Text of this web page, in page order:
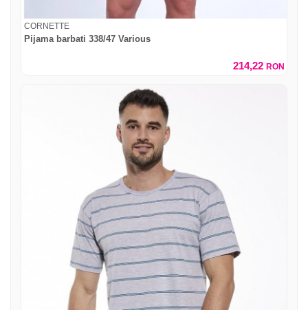
CORNETTE
Pijama barbati 338/47 Various
214,22 RON